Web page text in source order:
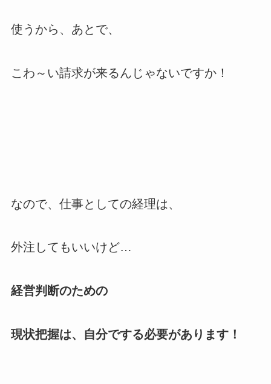
使うから、あとで、
こわ～い請求が来るんじゃないですか！
なので、仕事としての経理は、
外注してもいいけど…
経営判断のための
現状把握は、自分でする必要があります！